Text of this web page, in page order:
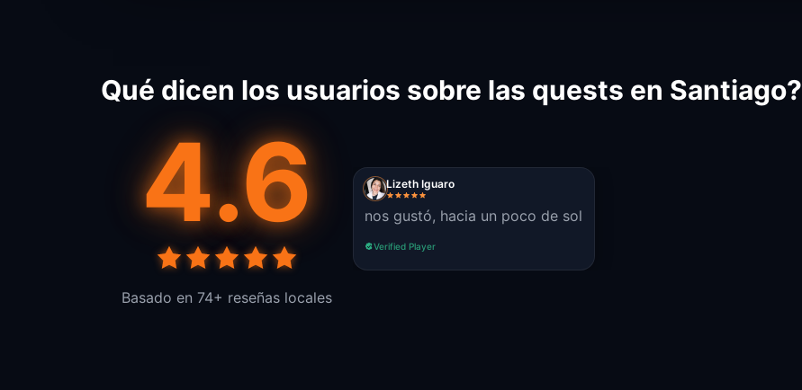
Qué dicen los usuarios sobre las quests en Santiago?
4.6
Basado en 74+ reseñas locales
Lizeth Iguaro
nos gustó, hacia un poco de sol
Verified Player